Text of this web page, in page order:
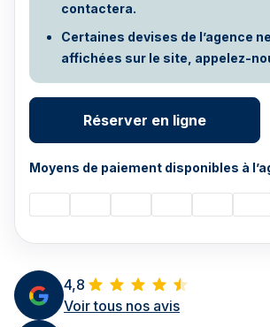
4,8
Voir tous nos avis
contactera.
Certaines devises de l’agence
affichées sur le site, appelez-
Réserver en ligne
Moyens de paiement disponibles à